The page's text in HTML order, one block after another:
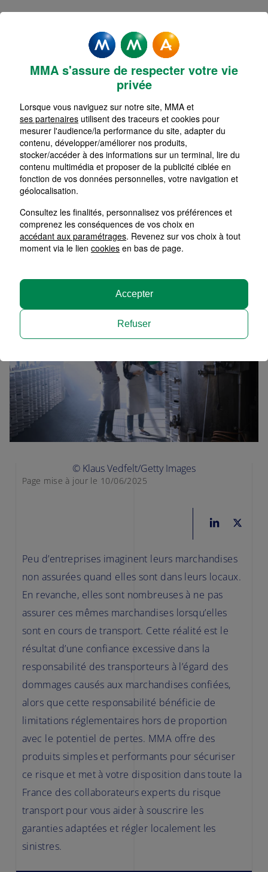
L’assurance
marchandises
transportées MMA
Le risque « Marchandises Transportées » est
souvent mésestimé, parfois même méconnu des
© Klaus Vedfelt/Getty Images
Page mise à jour le 10/06/2025
Peu d’entreprises imaginent leurs marchandises
non assurées quand elles sont dans leurs locaux.
En revanche, elles sont nombreuses à ne pas
assurer ces mêmes marchandises lorsqu’elles
sont en cours de transport. Cette réalité est le
résultat d’une confiance excessive dans la
responsabilité des transporteurs à l’égard des
dommages causés aux marchandises confiées,
alors que cette responsabilité bénéficie de
limitations réglementaires hors de proportion
avec le potentiel de pertes. MMA offre des
produits simples et performants pour sécuriser
ce risque et met à votre disposition dans toute la
France des collaborateurs experts du risque
transport pour vous aider à souscrire les
garanties adaptées et régler localement les
sinistres.
MMA s'assure de respecter votre vie
privée
Lorsque vous naviguez sur notre site, MMA et
ses partenaires utilisent des traceurs et cookies pour
mesurer l'audience/la performance du site, adapter du
contenu, développer/améliorer nos produits,
stocker/accéder à des informations sur un terminal, lire du
contenu multimédia et proposer de la publicité ciblée en
fonction de vos données personnelles, votre navigation et
géolocalisation.
Consultez les finalités, personnalisez vos préférences et
comprenez les conséquences de vos choix en
accédant aux paramétrages. Revenez sur vos choix à tout
moment via le lien cookies en bas de page.
Refuser
Accepter